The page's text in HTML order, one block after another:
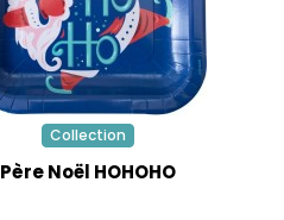
Collection
Père Noël HOHOHO